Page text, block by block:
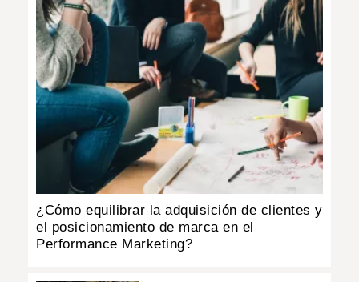
¿Cómo equilibrar la adquisición de clientes y
el posicionamiento de marca en el
Performance Marketing?